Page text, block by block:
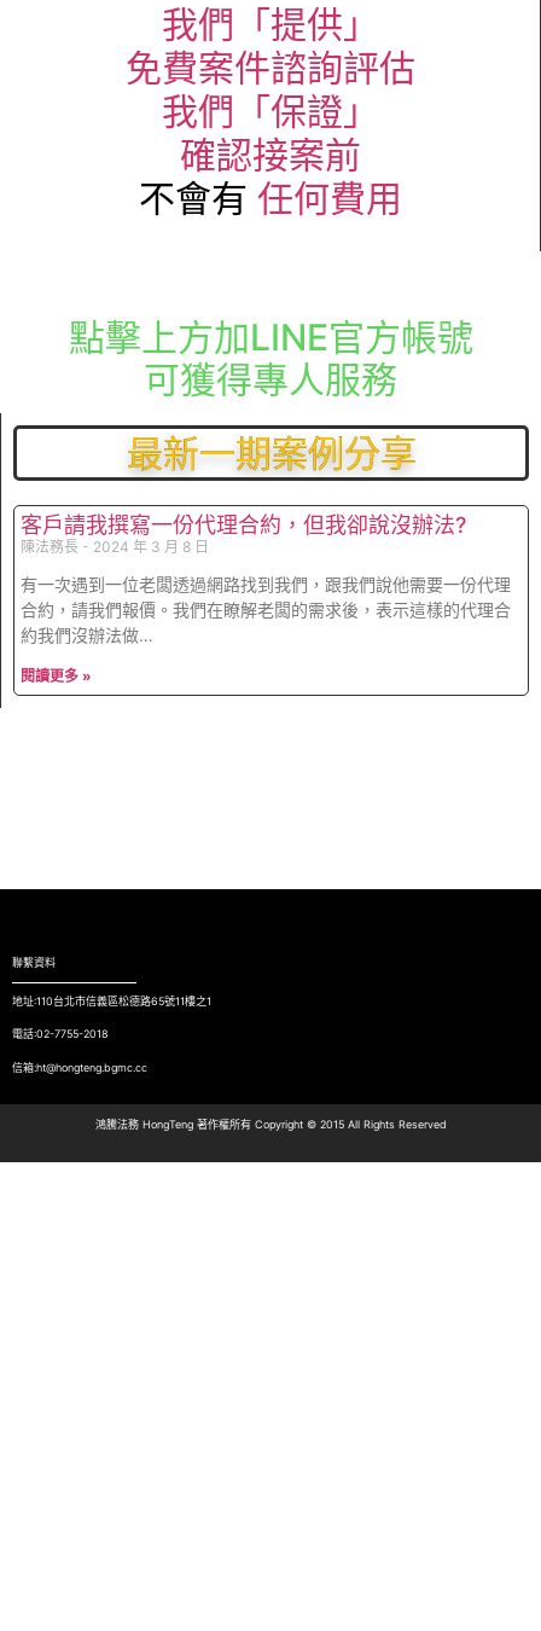
我們「提供」
免費案件諮詢評估
我們「保證」
確認接案前
不會有 任何費用
點擊上方加LINE官方帳號
可獲得專人服務
最新一期案例分享
客戶請我撰寫一份代理合約，但我卻說沒辦法?
陳法務長 2024 年 3 月 8 日
有一次遇到一位老闆透過網路找到我們，跟我們說他需要一份代理
合約，請我們報價。我們在瞭解老闆的需求後，表示這樣的代理合
約我們沒辦法做…
閱讀更多 »
聯繫資料
地址:110台北市信義區松德路65號11樓之1
電話:02-7755-2018
信箱:ht@hongteng.bgmc.cc
鴻騰法務 HongTeng 著作權所有 Copyright © 2015 All Rights Reserved